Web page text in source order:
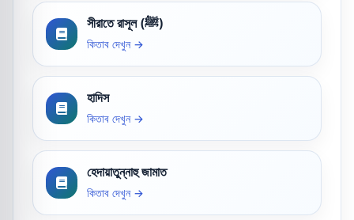
সীরাতে রাসূল (ﷺ)
কিতাব দেখুন →
হাদিস
কিতাব দেখুন →
হেদায়াতুন্নাহু জামাত
কিতাব দেখুন →